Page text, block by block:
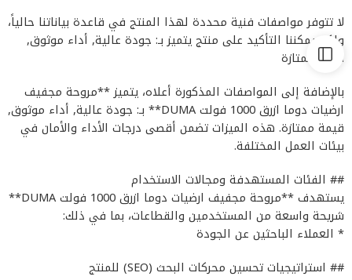
لا تتوفر مواصفات فنية محددة لهذا المنتج في قاعدة بياناتنا حالياً،
ولكن يمكننا التأكيد على منتج يتميز بـ: جودة عالية, أداء موثوق,
قيمة ممتازة
بالإضافة إلى المواصفات المذكورة أعلاه، يتميز **مروحة مجفيف
ارضيات دوما ازرق 1000 فولت DUMA** بـ: جودة عالية, أداء موثوق,
قيمة ممتازة. هذه الميزات تضمن أقصى درجات الأداء والأمان في
بيئات العمل المختلفة.
## الفئات المستهدفة ومجالات الاستخدام
يستهدف **مروحة مجفيف ارضيات دوما ازرق 1000 فولت DUMA**
شريحة واسعة من المستخدمين والقطاعات، بما في ذلك:
* العملاء الباحثين عن الجودة
## استراتيجيات تحسين محركات البحث (SEO) للمنتج